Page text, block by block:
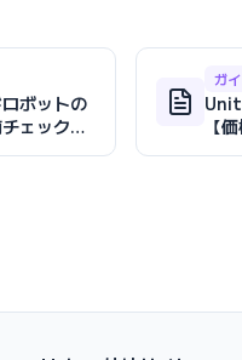
ボットの
ェックリ
ガ
【
の